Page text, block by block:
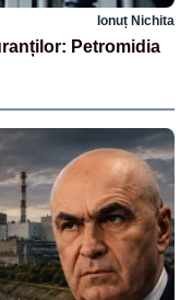
Ionuț Nichita
Petromidia